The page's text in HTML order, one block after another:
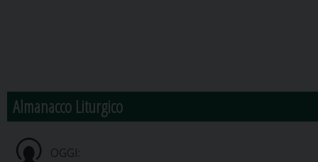
Almanacco Liturgico
OGGI: